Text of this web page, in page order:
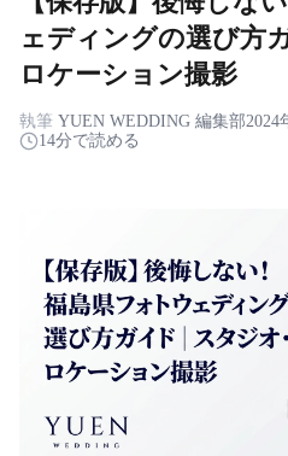
ェディングの選び方
ロケーション撮影
執筆 YUEN WEDDING 編集部2024
14分で読める